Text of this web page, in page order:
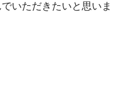
いただきたいと思いま